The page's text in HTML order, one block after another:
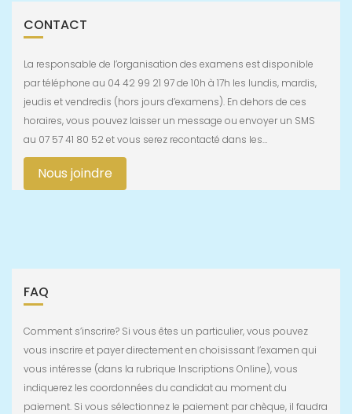
CONTACT
La responsable de l’organisation des examens est disponible
par téléphone au 04 42 99 21 97 de 10h à 17h les lundis, mardis,
jeudis et vendredis (hors jours d’examens). En dehors de ces
horaires, vous pouvez laisser un message ou envoyer un SMS
au 07 57 41 80 52 et vous serez recontacté dans les…
Nous joindre
FAQ
Comment s’inscrire? Si vous êtes un particulier, vous pouvez
vous inscrire et payer directement en choisissant l’examen qui
vous intéresse (dans la rubrique Inscriptions Online), vous
indiquerez les coordonnées du candidat au moment du
paiement. Si vous sélectionnez le paiement par chèque, il faudra